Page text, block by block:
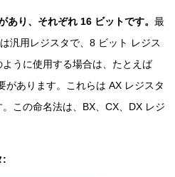
あり、それぞれ 16 ビットです。 最
汎用レジスタで、8 ビット レジス
うに使用する場合は、たとえば
があります。これらは AX レジスタ
この命名法は、BX、CX、DX レジ
: